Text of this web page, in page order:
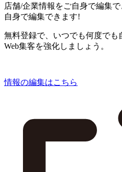
店舗/企業情報をご自身で編集
自身で編集できます!
無料登録で、いつでも何度でも
Web集客を強化しましょう。
情報の編集はこちら